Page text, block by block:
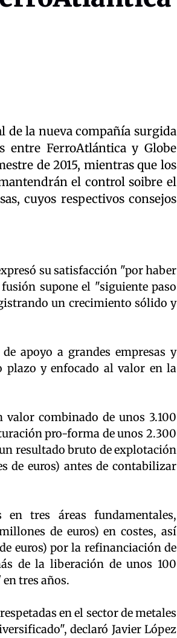
la nueva compañía surgida
entre FerroAtlántica y Globe
de 2015, mientras que los
el control soibre el
cuyos respectivos consejos
su satisfacción "por haber
supone el "siguiente paso
un crecimiento sólido y
apoyo a grandes empresas y
plazo y enfocado al valor en la
combinado de unos 3.100
pro-forma de unos 2.300
resultado bruto de explotación
de euros) antes de contabilizar
tres áreas fundamentales,
de euros) en costes, así
euros) por la refinanciación de
de la liberación de unos 100
tres años.
en el sector de metales
declaró Javier López